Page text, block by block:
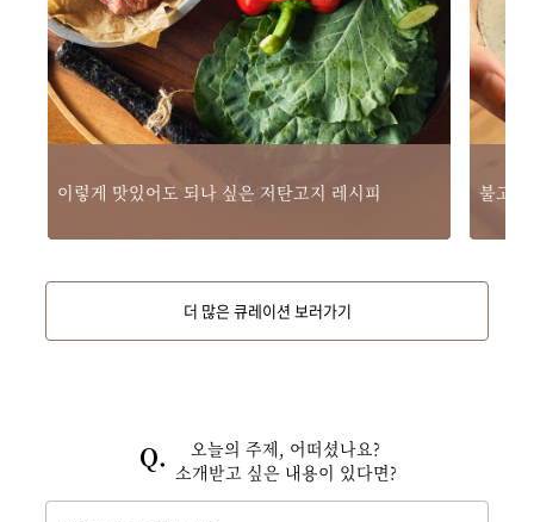
이렇게 맛있어도 되나 싶은 저탄고지 레시피 불고기
더 많은 큐레이션 보러가기
오늘의 주제, 어떠셨나요?
소개받고 싶은 내용이 있다면?